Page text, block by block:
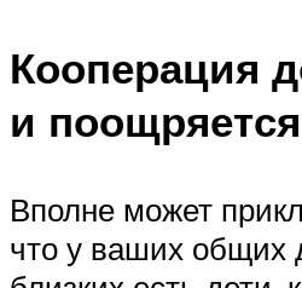
Кооперация
и поощряется
Вполне может
что у ваших общих